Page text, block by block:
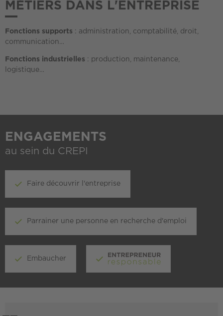
MÉTIERS DANS L'ENTREPRISE
Fonctions supports : administration, comptabilité, droit,
communication…
Fonctions industrielles : production, maintenance,
logistique…
ENGAGEMENTS
au sein du CREPI
Faire découvrir l'entreprise
Parrainer une personne en recherche d'emploi
Embaucher